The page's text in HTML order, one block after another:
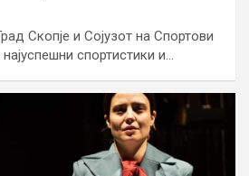
Скопје и Сојузот на Спортови
спортистики и…